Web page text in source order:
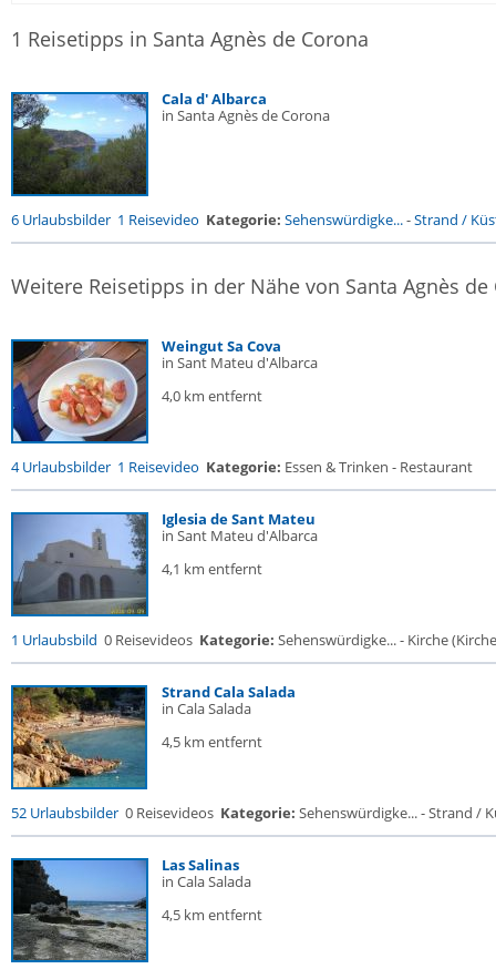
1 Reisetipps in Santa Agnès de Corona
Cala d' Albarca
in Santa Agnès de Corona
6 Urlaubsbilder 1 Reisevideo Kategorie: Sehenswürdigke...-Strand /
Weitere Reisetipps in der Nähe von Santa Agnès de
Weingut Sa Cova
in Sant Mateu d'Albarca
4,0 km entfernt
4 Urlaubsbilder 1 Reisevideo Kategorie: Essen & Trinken - Restaurant
Iglesia de Sant Mateu
in Sant Mateu d'Albarca
4,1 km entfernt
1 Urlaubsbild 0 Reisevideos Kategorie: Sehenswürdigke... - Kirche
Strand Cala Salada
in Cala Salada
4,5 km entfernt
52 Urlaubsbilder 0 Reisevideos Kategorie: Sehenswürdigke... - Strand /
Las Salinas
in Cala Salada
4,5 km entfernt